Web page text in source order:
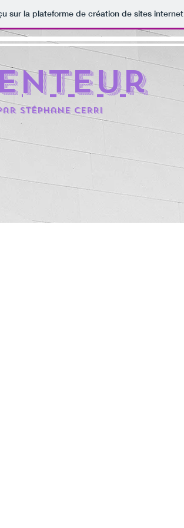
sur la plateforme de création de sites internet
Stéphane CERRi